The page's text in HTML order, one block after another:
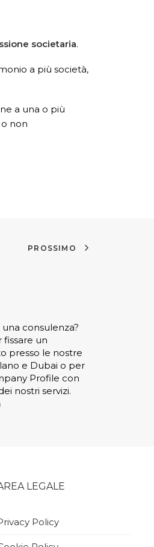
societaria.
a più società,
a una o più
non
PROSSIMO
consulenza?
un
presso le nostre
e Dubai o per
Profile con
nostri servizi.
LEGALE
Policy